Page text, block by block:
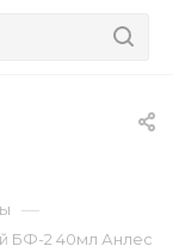
—
БФ-2 40мл Анлес